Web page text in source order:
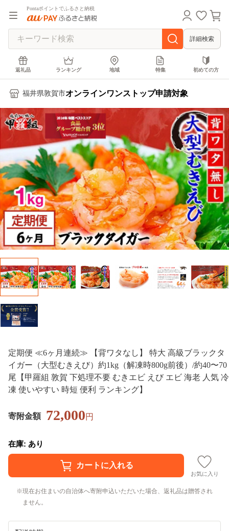
Pontaポイントでふるさと納税
詳細検索
返礼品 ランキング 地域 特集 初めての方
福井県敦賀市オンラインワンストップ申請対象
定期便 ≪6ヶ月連続≫ 【背ワタなし】 特大 高級ブラックタ
イガー（大型むきえび）約1kg（解凍時800g前後）/約40〜70
尾【甲羅組 敦賀 下処理不要 むきエビ えび エビ 海老 人気 冷
凍 使いやすい 時短 便利 ランキング】
寄附金額 72,000円
在庫: あり
お気に入り
現在お住まいの自治体へ寄附申込いただいた場合、返礼品は贈答され
ません。